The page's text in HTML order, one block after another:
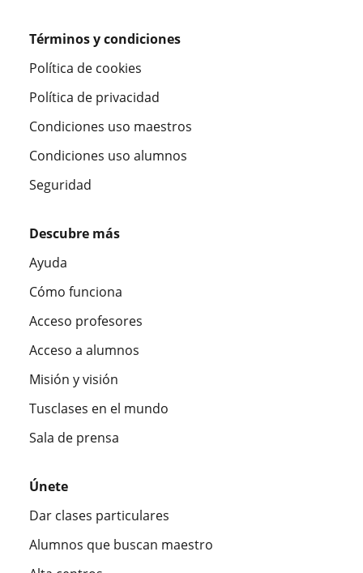
Términos y condiciones
Política de cookies
Política de privacidad
Condiciones uso maestros
Condiciones uso alumnos
Seguridad
Descubre más
Ayuda
Cómo funciona
Acceso profesores
Acceso a alumnos
Misión y visión
Tusclases en el mundo
Sala de prensa
Únete
Dar clases particulares
Alumnos que buscan maestro